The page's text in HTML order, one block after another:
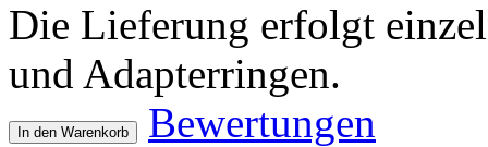
Die Lieferung erfolgt
und Adapterringen.
In den Warenkorb
Bewertungen